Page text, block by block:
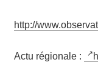
http://
Actu régio­nale :